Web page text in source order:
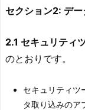
セクション2: デー
2.1 セキュリティ
のとおりです。
セキュリティツ
タ取り込みのア